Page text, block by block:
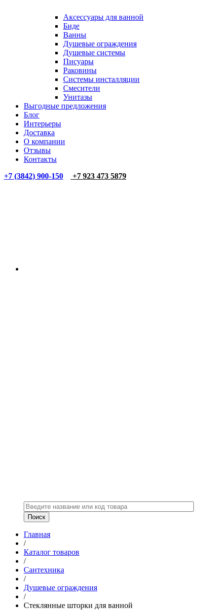
Аксессуары для ванной
Биде
Ванны
Душевые ограждения
Душевые системы
Писуары
Раковины
Системы инсталляции
Смесители
Унитазы
Выгодные предложения
Блог
Интерьеры
Доставка
О компании
Отзывы
Контакты
+7 (3842) 900-150
+7 923 473 5879
Главная
/
Каталог товаров
/
Сантехника
/
Душевые ограждения
/
Стеклянные шторки для ванной